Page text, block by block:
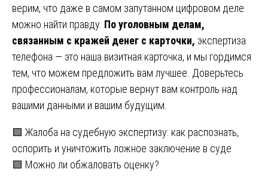
верим, что даже в самом запутанном цифровом деле
можно найти правду. По уголовным делам,
связанным с кражей денег с карточки, экспертиза
телефона — это наша визитная карточка, и мы гордимся
тем, что можем предложить вам лучшее. Доверьтесь
профессионалам, которые вернут вам контроль над
вашими данными и вашим будущим.
Навигация
по
🟩 Жалоба на судебную экспертизу: как распознать,
оспорить и уничтожить ложное заключение в суде
🟩 Можно ли обжаловать оценку?